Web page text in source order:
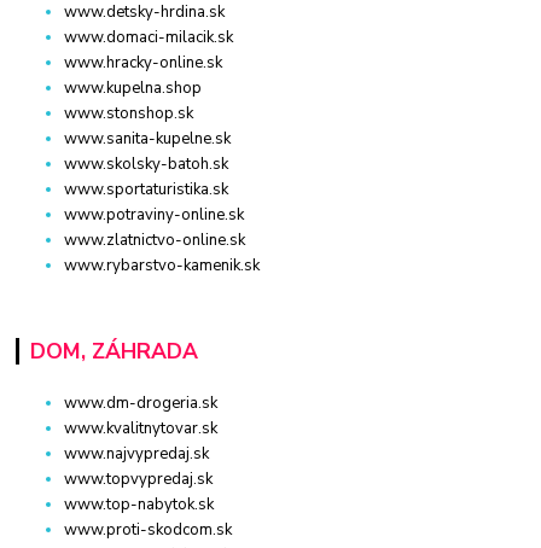
www.detsky-hrdina.sk
www.domaci-milacik.sk
www.hracky-online.sk
www.kupelna.shop
www.stonshop.sk
www.sanita-kupelne.sk
www.skolsky-batoh.sk
www.sportaturistika.sk
www.potraviny-online.sk
www.zlatnictvo-online.sk
www.rybarstvo-kamenik.sk
DOM, ZÁHRADA
www.dm-drogeria.sk
www.kvalitnytovar.sk
www.najvypredaj.sk
www.topvypredaj.sk
www.top-nabytok.sk
www.proti-skodcom.sk